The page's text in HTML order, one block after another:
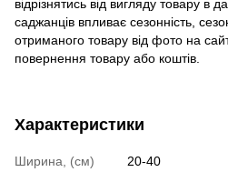
відрізнятись від вигляду товару в
саджанців впливає сезонність,
отриманого товару від фото на
повернення товару або коштів.
Характеристики
Ширина, (см)
20-40